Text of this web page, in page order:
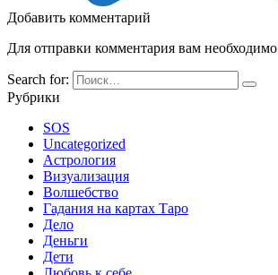
Добавить комментарий
Для отправки комментария вам необходимо
Search for:
Рубрики
SOS
Uncategorized
Астрология
Визуализация
Волшебство
Гадания на картах Таро
Дело
Деньги
Дети